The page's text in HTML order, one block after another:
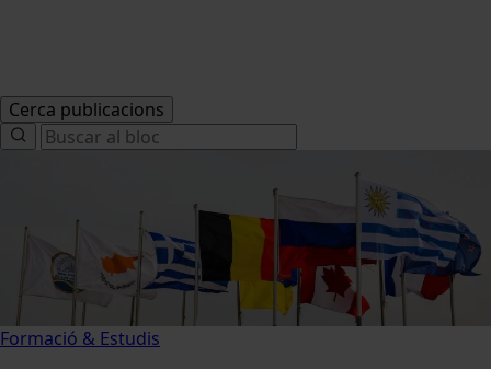
Cerca publicacions
Search
Formació & Estudis